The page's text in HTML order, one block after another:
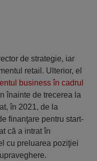
de strategie, iar
retail. Ulterior, el
business în cadrul
înainte de trecerea la
în 2021, de la
finanţare pentru start-
că a intrat în
cu preluarea poziţiei